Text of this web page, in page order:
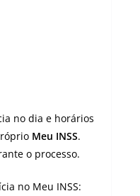
no dia e horários
Meu INSS.
o processo.
no Meu INSS: